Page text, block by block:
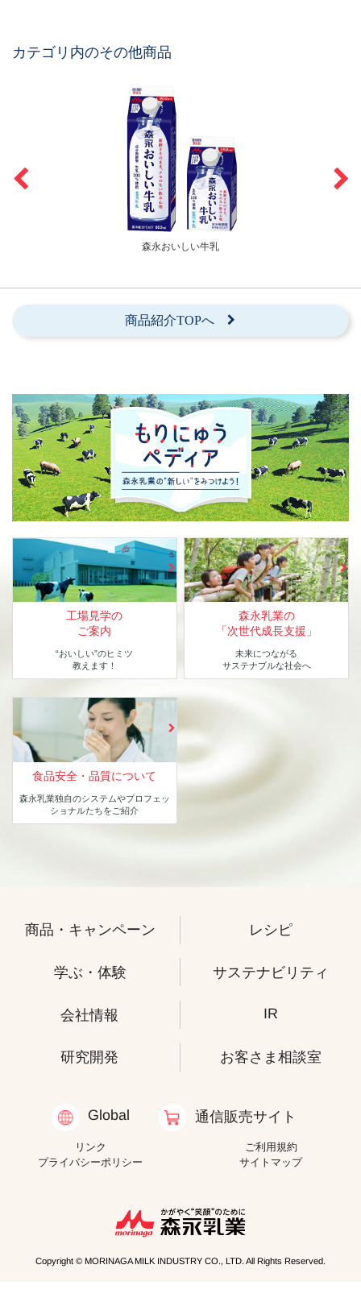
カテゴリ内のその他商品
森永おいしい牛乳
商品紹介TOPへ
工場見学の
ご案内
“おいしい”のヒミツ
教えます！
森永乳業の
「次世代成長支援」
未来につながる
サステナブルな社会へ
食品安全・品質について
森永乳業独自のシステムやプロフェッ
ショナルたちをご紹介
商品・キャンペーン レシピ
学ぶ・体験 サステナビリティ
会社情報 IR
研究開発 お客さま相談室
Global 通信販売サイト
リンク
ご利用規約
プライバシーポリシー
サイトマップ
Copyright © MORINAGA MILK INDUSTRY CO., LTD. All Rights Reserved.